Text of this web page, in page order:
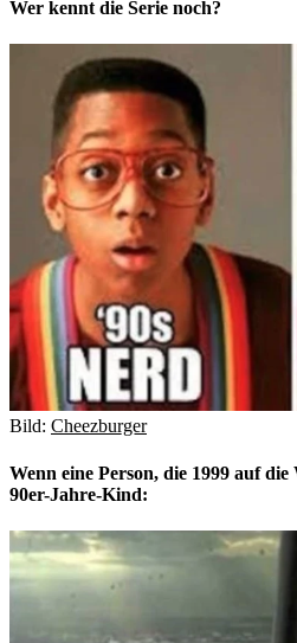
Wer kennt die Serie noch?
Bild: Cheezburger
Wenn eine Person, die 1999 auf die
90er-Jahre-Kind: